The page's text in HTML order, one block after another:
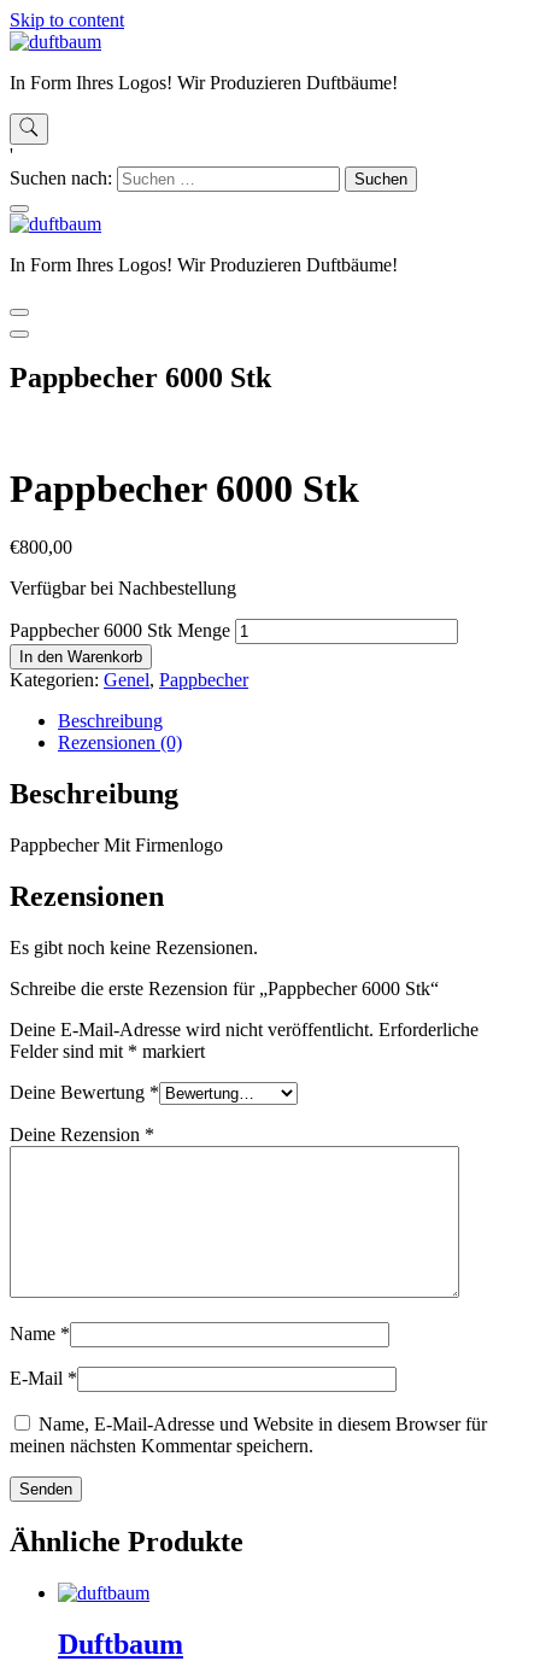
Skip to content
In Form Ihres Logos! Wir Produzieren Duftbäume!
'
Suchen nach:
In Form Ihres Logos! Wir Produzieren Duftbäume!
Pappbecher 6000 Stk
Pappbecher 6000 Stk
€800,00
Verfügbar bei Nachbestellung
Pappbecher 6000 Stk Menge
In den Warenkorb
Kategorien: Genel, Pappbecher
Beschreibung
Rezensionen (0)
Beschreibung
Pappbecher Mit Firmenlogo
Rezensionen
Es gibt noch keine Rezensionen.
Schreibe die erste Rezension für „Pappbecher 6000 Stk“
Deine E-Mail-Adresse wird nicht veröffentlicht. Erforderliche
Felder sind mit * markiert
Deine Bewertung *
Deine Rezension *
Name *
E-Mail *
Name, E-Mail-Adresse und Website in diesem Browser für
meinen nächsten Kommentar speichern.
Ähnliche Produkte
Duftbaum